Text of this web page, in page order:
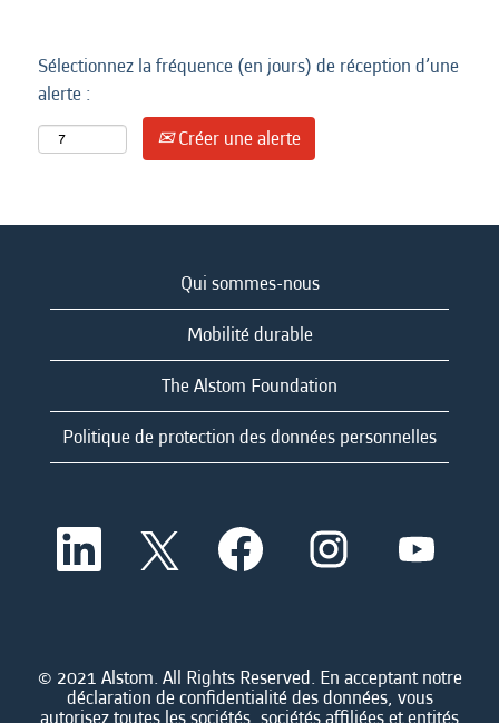
Sélectionnez la fréquence (en jours) de réception d’une
alerte :
Créer une alerte
Qui sommes-nous
Mobilité durable
The Alstom Foundation
Politique de protection des données personnelles
S
o
d
a
n
S
’
o
d
a
S
o
d
a
n
d
a
n
d
a
n
© 2021 Alstom. All Rights Reserved. En acceptant notre
déclaration de confidentialité des données, vous